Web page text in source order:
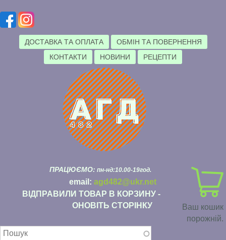
ДОСТАВКА ТА ОПЛАТА
ОБМІН ТА ПОВЕРНЕННЯ
КОНТАКТИ
НОВИНИ РЕЦЕПТИ
Ваш кошик
порожній.
ПРАЦЮЄМО: пн-нд:10.00-19год.
email: agd482@ukr.net
ВІДПРАВИЛИ ТОВАР В КОРЗИНУ -
ОНОВІТЬ СТОРІНКУ
Пошукова форма